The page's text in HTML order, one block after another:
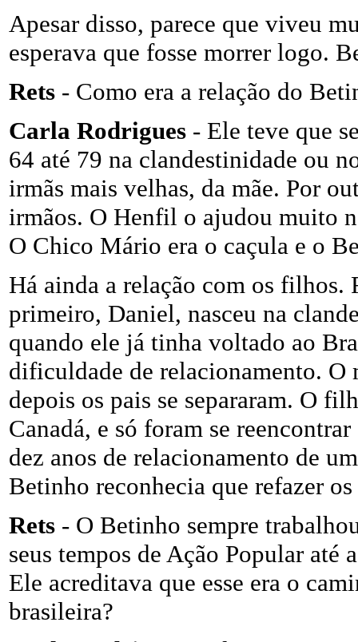
Apesar disso, parece que viveu
esperava que fosse morrer logo.
Rets - Como era a relação do
Carla Rodrigues - Ele teve que
64 até 79 na clandestinidade ou
irmãs mais velhas, da mãe. Por
irmãos. O Henfil o ajudou muito
O Chico Mário era o caçula e o
Há ainda a relação com os filhos.
primeiro, Daniel, nasceu na
quando ele já tinha voltado ao
dificuldade de relacionamento. O
depois os pais se separaram. O
Canadá, e só foram se
dez anos de relacionamento de
Betinho reconhecia que refazer
Rets - O Betinho sempre
seus tempos de Ação Popular até
Ele acreditava que esse era o
brasileira?